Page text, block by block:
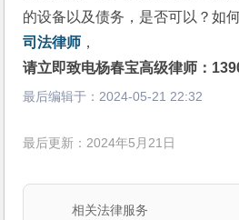
的设备以及债务，是否可以？如
司法律师 ，
请立即致电杨春宝高级律师：
最后编辑于： 2024-05-21 22:32
最后更新：2024年5月21日
相关法律服务